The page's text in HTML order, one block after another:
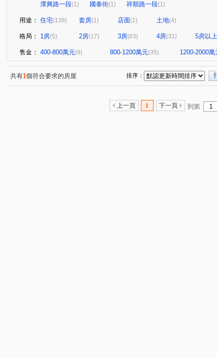
潭興路一段(1) 國泰街(1) 祥順路一段(1)
用途： 住宅(139) 套房(1) 店面(1) 土地(4)
格局： 1房(5) 2房(17) 3房(63) 4房(31) 5房以上
售金： 400-800萬元(9) 800-1200萬元(35) 1200-2000萬
共有1個符合要求的房屋 排序：
上一頁 1 下一頁 到第